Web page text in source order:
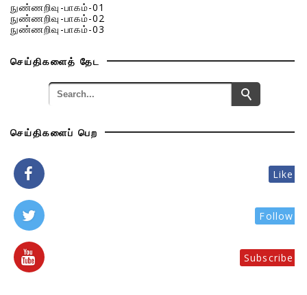
நுண்ணறிவு-பாகம்-01
நுண்ணறிவு-பாகம்-02
நுண்ணறிவு-பாகம்-03
செய்திகளைத் தேட
செய்திகளைப் பெற
Like
Follow
Subscribe